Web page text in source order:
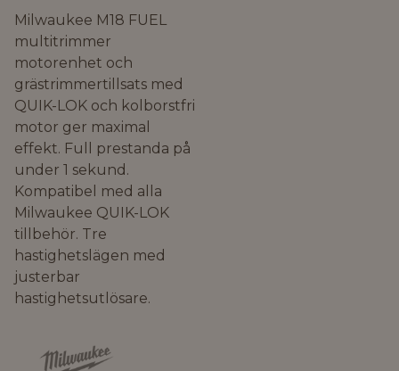
Milwaukee M18 FUEL
multitrimmer
motorenhet och
grästrimmertillsats med
QUIK-LOK och kolborstfri
motor ger maximal
effekt. Full prestanda på
under 1 sekund.
Kompatibel med alla
Milwaukee QUIK-LOK
tillbehör. Tre
hastighetslägen med
justerbar
hastighetsutlösare.